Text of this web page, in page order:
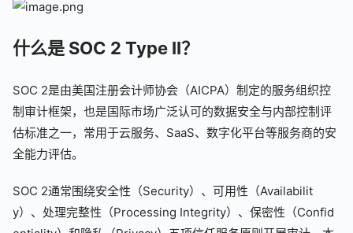
什么是 SOC 2 Type II？
SOC 2是由美国注册会计师协会（AICPA）制定的服务组织控
制审计框架，也是国际市场广泛认可的数据安全与内部控制评
估标准之一，常用于云服务、SaaS、数字化平台等服务商的安
全能力评估。
SOC 2通常围绕安全性（Security）、可用性（Availabilit
y）、处理完整性（Processing Integrity）、保密性（Confid